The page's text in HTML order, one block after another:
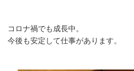
コロナ禍でも成長中。
今後も安定して仕事があります。